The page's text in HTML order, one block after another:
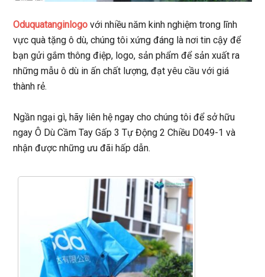
Oduquatanginlogo với nhiều năm kinh nghiệm trong lĩnh
vực quà tặng ô dù, chúng tôi xứng đáng là nơi tin cậy để
bạn gửi gắm thông điệp, logo, sản phẩm để sản xuất ra
những mẫu ô dù in ấn chất lượng, đạt yêu cầu với giá
thành rẻ.
Ngần ngại gì, hãy liên hệ ngay cho chúng tôi để sở hữu
ngay Ô Dù Cầm Tay Gấp 3 Tự Động 2 Chiều D049-1 và
nhận được những ưu đãi hấp dẫn.